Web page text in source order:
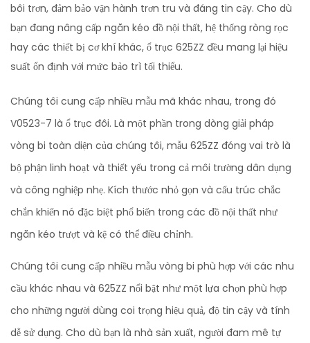
bôi trơn, đảm bảo vận hành trơn tru và đáng tin cậy. Cho dù
bạn đang nâng cấp ngăn kéo đồ nội thất, hệ thống ròng rọc
hay các thiết bị cơ khí khác, ổ trục 625ZZ đều mang lại hiệu
suất ổn định với mức bảo trì tối thiểu.
Chúng tôi cung cấp nhiều mẫu mã khác nhau, trong đó
V0523-7 là ổ trục đôi. Là một phần trong dòng giải pháp
vòng bi toàn diện của chúng tôi, mẫu 625ZZ đóng vai trò là
bộ phận linh hoạt và thiết yếu trong cả môi trường dân dụng
và công nghiệp nhẹ. Kích thước nhỏ gọn và cấu trúc chắc
chắn khiến nó đặc biệt phổ biến trong các đồ nội thất như
ngăn kéo trượt và kệ có thể điều chỉnh.
Chúng tôi cung cấp nhiều mẫu vòng bi phù hợp với các nhu
cầu khác nhau và 625ZZ nổi bật như một lựa chọn phù hợp
cho những người dùng coi trọng hiệu quả, độ tin cậy và tính
dễ sử dụng. Cho dù bạn là nhà sản xuất, người đam mê tự